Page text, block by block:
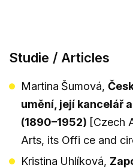
Studie / Articles
Martina Šumová,
umění, její kancelář
(1890–1952) [Czech
Arts, its Offi ce and
Kristina Uhlíková,